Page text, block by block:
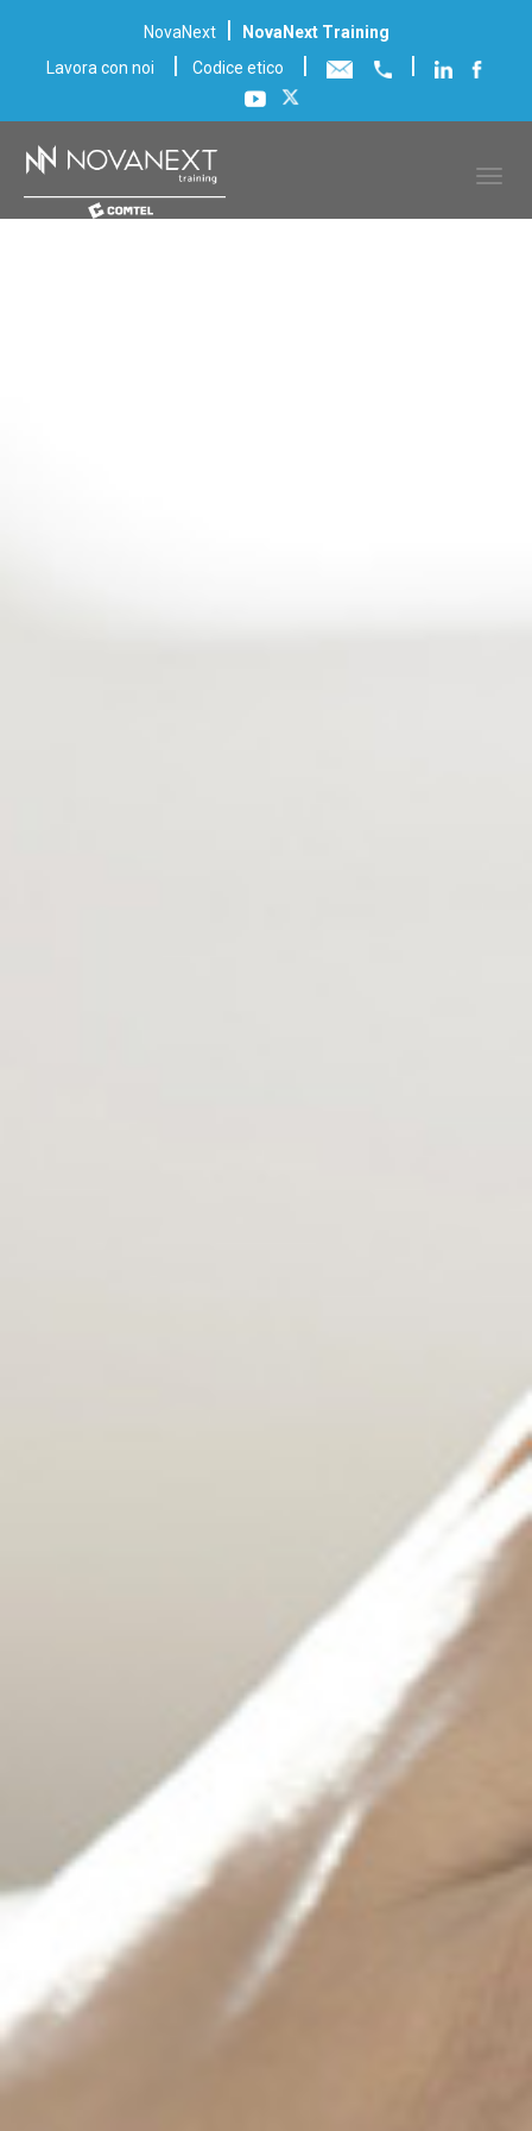
NovaNext |
NovaNext Training
Lavora con noi
| Codice etico | |